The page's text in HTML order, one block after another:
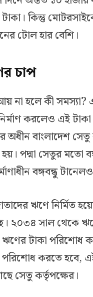
কিন্তু
টোল হার বেশি।
চাপ
না হলে কী
করলেও এই
অধীন বাংলাদেশ সেতু
পদ্মা সেতুর মতো
বঙ্গবন্ধু
ঋণে
২০৩৪ সাল থেকে
ঋণের টাকা পরিশোধ
করতে হবে,
সেতু কর্তৃপক্ষের।